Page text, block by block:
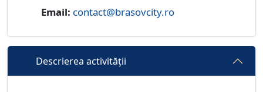
Email: contact@brasovcity.ro
Descrierea activității